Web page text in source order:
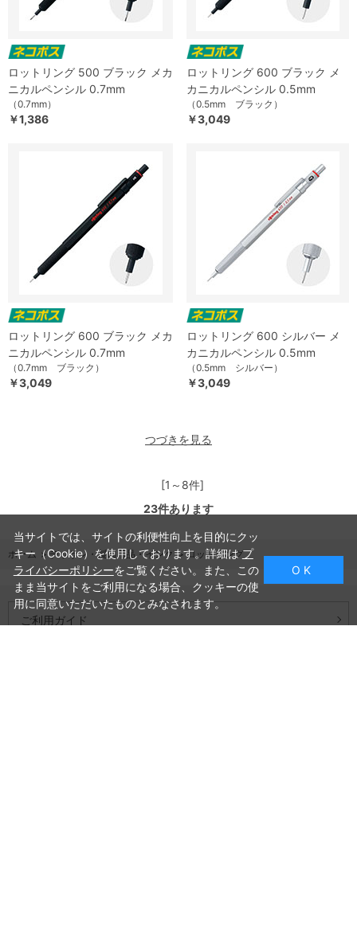
ロットリング 500 ブラック メカ
ニカルペンシル 0.7mm
（0.7mm）
￥1,386
ロットリング 600 ブラック メ
カニカルペンシル 0.5mm
（0.5mm ブラック）
￥3,049
ロットリング 600 ブラック メカ
ニカルペンシル 0.7mm
（0.7mm ブラック）
￥3,049
ロットリング 600 シルバー メ
カニカルペンシル 0.5mm
（0.5mm シルバー）
￥3,049
つづきを見る
[1～8件]
23件あります
ホーム >デッサン・製図用品・インク >ロットリング
ご利用ガイド
当サイトでは、サイトの利便性向上を目的にクッ
キー（Cookie）を使用しております。詳細はプ
ライバシーポリシーをご覧ください。また、この
まま当サイトをご利用になる場合、クッキーの使
用に同意いただいたものとみなされます。
O K